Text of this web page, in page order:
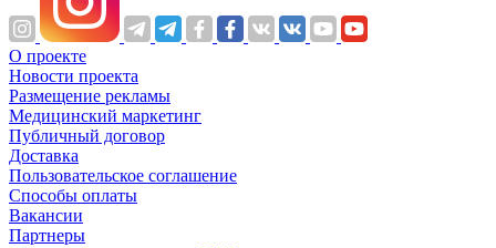
О проекте
Новости проекта
Размещение рекламы
Медицинский маркетинг
Публичный договор
Доставка
Пользовательское соглашение
Способы оплаты
Вакансии
Партнеры